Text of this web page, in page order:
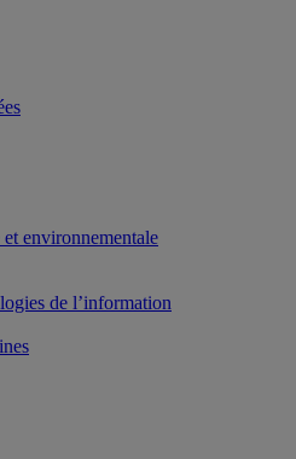
environnementale
de l’information